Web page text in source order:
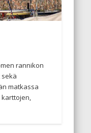
rannikon
matkassa